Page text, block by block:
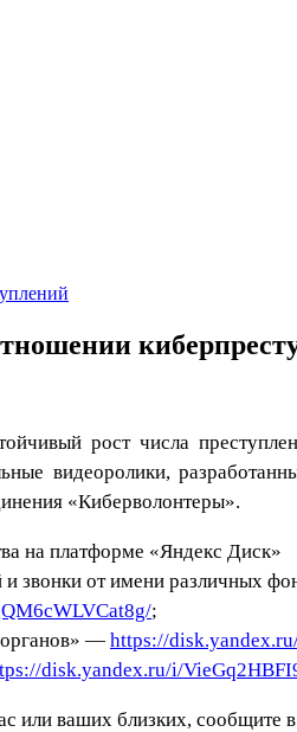
рост числа
видеоролики,
«Киберволонтеры».
на платформе «Яндекс Диск»
звонки от имени различных
;
органов» — https://
disk.yandex.ru/i/
или ваших близких, сообщите